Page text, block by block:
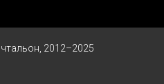
2012–2025